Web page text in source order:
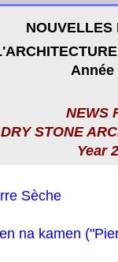
NOUVELLES
Année
NEWS
STONE
Year
Sèche
na kamen